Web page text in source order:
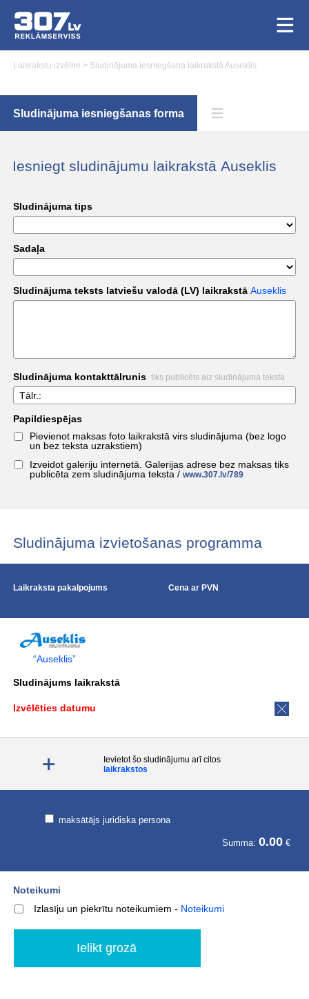
Laikrakstu izvēlne > Sludinājuma iesniegšana laikrakstā Auseklis
Sludinājuma iesniegšanas forma
Iesniegt sludinājumu laikrakstā Auseklis
Sludinājuma tips
Sadaļa
Sludinājuma teksts latviešu valodā (LV) laikrakstā Auseklis
Sludinājuma kontakttālrunis tiks publicēts aiz sludinājuma teksta
Tālr.:
Papildiespējas
Pievienot maksas foto laikrakstā virs sludinājuma (bez logo
un bez teksta uzrakstiem)
Izveidot galeriju internetā. Galerijas adrese bez maksas tiks
publicēta zem sludinājuma teksta / www.307.lv/789
Sludinājuma izvietošanas programma
Laikraksta pakalpojums Cena ar PVN
“Auseklis”
Sludinājums laikrakstā
Izvēlēties datumu
Ievietot šo sludinājumu arī citos
laikrakstos
maksātājs juridiska persona
Summa: 0.00€
Noteikumi
Izlasīju un piekrītu noteikumiem - Noteikumi